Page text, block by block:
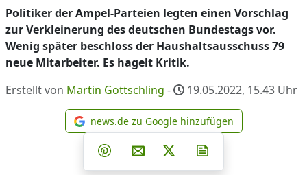
Politiker der Ampel-Parteien legten einen Vorschlag
zur Verkleinerung des deutschen Bundestags vor.
Wenig später beschloss der Haushaltsausschuss 79
neue Mitarbeiter. Es hagelt Kritik.
Erstellt von Martin Gottschling - 19.05.2022, 15.43 Uhr
news.de zu Google
news.de zu Google hinzufügen
Teilen auf Facebook
Teilen auf Whatsapp
Teilen auf Telegram
Teilen auf Pinterest
Per E-Mail teilen
Post auf X